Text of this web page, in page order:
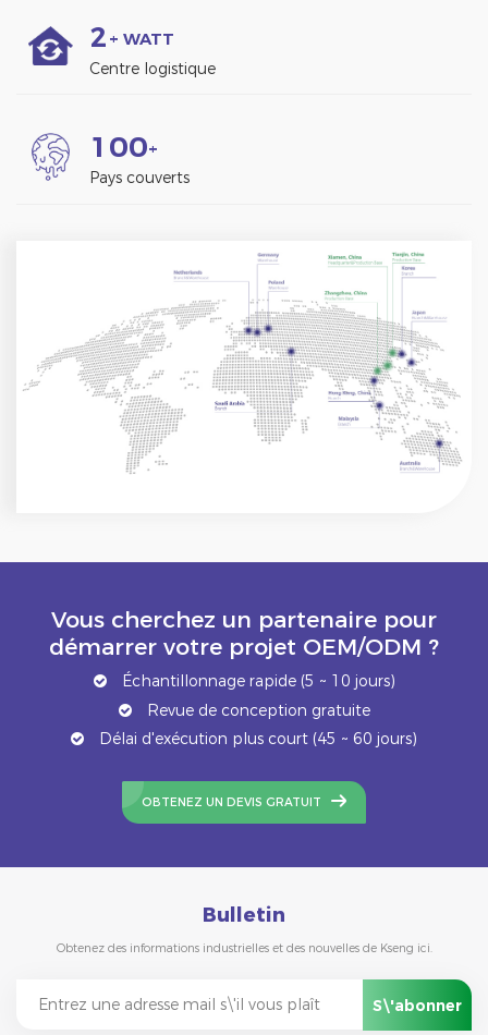
2 + WATT
Centre logistique
1 00+
Pays couverts
Vous cherchez un partenaire pour
démarrer votre projet OEM/ODM ?
Échantillonnage rapide (5 ~ 10 jours)
Revue de conception gratuite
Délai d'exécution plus court (45 ~ 60 jours)
OBTENEZ UN DEVIS GRATUIT
Bulletin
Obtenez des informations industrielles et des nouvelles de Kseng ici.